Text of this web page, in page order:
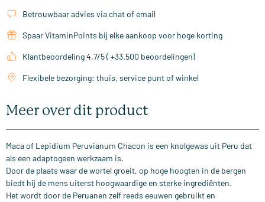
Betrouwbaar advies via chat of email
Spaar VitaminPoints bij elke aankoop voor hoge korting
Klantbeoordeling 4,7/5 ( +33.500 beoordelingen)
Flexibele bezorging: thuis, service punt of winkel
Meer over dit product
Maca of Lepidium Peruvianum Chacon is een knolgewas uit Peru dat
als een adaptogeen werkzaam is.
Door de plaats waar de wortel groeit, op hoge hoogten in de bergen
biedt hij de mens uiterst hoogwaardige en sterke ingrediënten.
Het wordt door de Peruanen zelf reeds eeuwen gebruikt en